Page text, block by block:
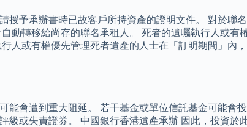
授予承辦書時已故客戶所持資產的證明文件。 對於聯
動轉移給尚存的聯名承租人。 死者的遺囑執行人或
人或有權優先管理死者遺產的人士在「訂明期間」內
會遭到重大阻延。 若干基金或單位信託基金可能會
或失責證券。 中國銀行香港遺產承辦 因此，投資